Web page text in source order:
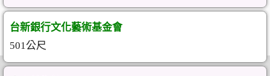
台新銀行文化藝術基金會
501公尺